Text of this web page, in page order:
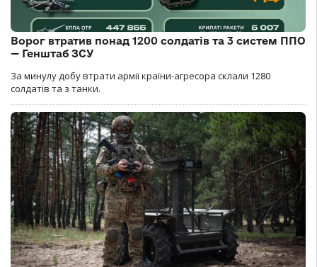
Ворог втратив понад 1200 солдатів та 3 систем ППО
— Генштаб ЗСУ
За минулу добу втрати армії країни-агресора склали 1280
солдатів та з танки.